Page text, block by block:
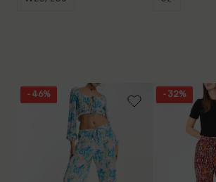
- 46% - 32%